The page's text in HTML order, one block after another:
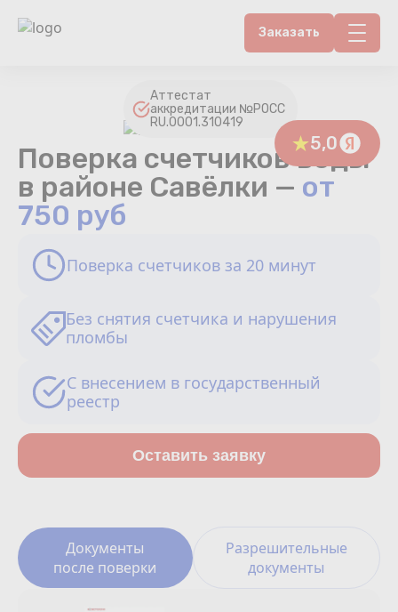
Заказать
Счетчики воды
Теплосчетчики
Услуги лаборатории
Районы
Аршин
Сотрудничество
Юридические лица
О нас
Бонусы
Аттестат
аккредитации №РОСС
RU.0001.310419
5,0
Поверка счетчиков воды
в районе Савёлки — от
750 руб
Поверка счетчиков за 20 минут
Без снятия счетчика и нарушения
пломбы
С внесением в государственный
реестр
Оставить заявку
Документы
после поверки
Разрешительные
документы